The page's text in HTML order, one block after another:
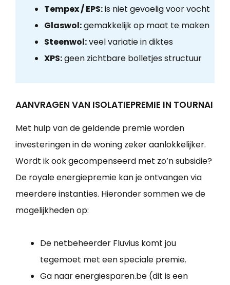
Tempex / EPS:is niet gevoelig voor vocht
Glaswol:gemakkelijk op maat te maken
Steenwol:veel variatie in diktes
XPS:geen zichtbare bolletjes structuur
AANVRAGEN VAN ISOLATIEPREMIE IN TOURNAI
Met hulp van de geldende premie worden
investeringen in de woning zeker aanlokkelijker.
Wordt ik ook gecompenseerd met zo’n subsidie?
De royale energiepremie kan je ontvangen via
meerdere instanties. Hieronder sommen we de
mogelijkheden op:
De netbeheerder Fluvius komt jou
tegemoet met een speciale premie.
Ga naar energiesparen.be (dit is een